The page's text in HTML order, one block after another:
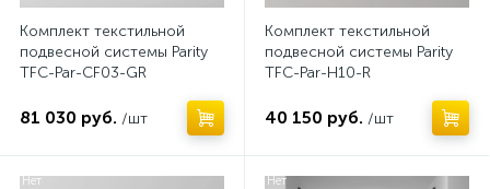
Комплект текстильной
подвесной системы Parity
TFC-Par-CF03-GR
81 030 руб. /шт
Комплект текстильной
подвесной системы Parity
TFC-Par-H10-R
40 150 руб. /шт
Нет Нет